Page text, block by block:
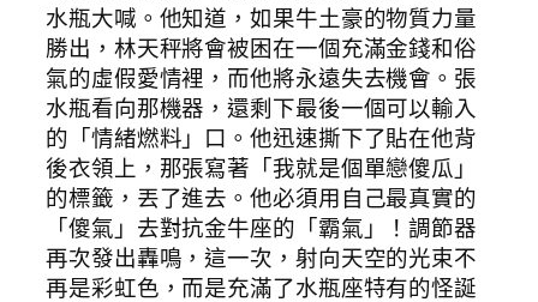
水瓶大喊。他知道，如果牛土豪的物質力量
勝出，林天秤將會被困在一個充滿金錢和俗
氣的虛假愛情裡，而他將永遠失去機會。張
水瓶看向那機器，還剩下最後一個可以輸入
的「情緒燃料」口。他迅速撕下了貼在他背
後衣領上，那張寫著「我就是個單戀傻瓜」
的標籤，丟了進去。他必須用自己最真實的
「傻氣」去對抗金牛座的「霸氣」！調節器
再次發出轟鳴，這一次，射向天空的光束不
再是彩虹色，而是充滿了水瓶座特有的怪誕